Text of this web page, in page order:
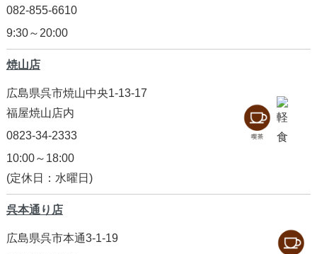
082-855-6610
9:30～20:00
焼山店
広島県呉市焼山中央1-13-17
福屋焼山店内
0823-34-2333
10:00～18:00
(定休日：水曜日)
呉本通り店
広島県呉市本通3-1-19